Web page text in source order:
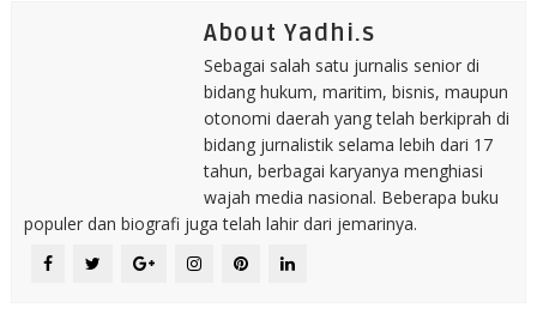
About Yadhi.s
Sebagai salah satu jurnalis senior di
bidang hukum, maritim, bisnis, maupun
otonomi daerah yang telah berkiprah di
bidang jurnalistik selama lebih dari 17
tahun, berbagai karyanya menghiasi
wajah media nasional. Beberapa buku
populer dan biografi juga telah lahir dari jemarinya.